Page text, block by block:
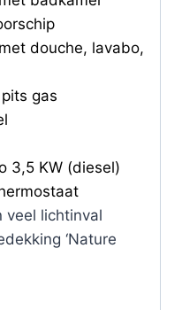
douche, lavabo,
gas
3,5 KW (diesel)
veel lichtinval
‘Nature